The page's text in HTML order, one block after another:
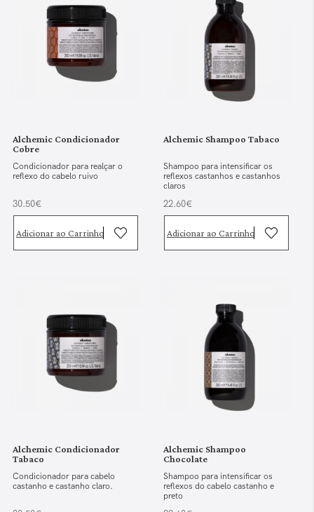
Alchemic Condicionador
Cobre
Condicionador para realçar o
reflexo do cabelo ruivo
30.50€
Adicionar ao Carrinho
Alchemic Shampoo Tabaco
Shampoo para intensificar os
reflexos castanhos e castanhos
claros
22.60€
Adicionar ao Carrinho
Alchemic Condicionador
Tabaco
Condicionador para cabelo
castanho e castanho claro.
Alchemic Shampoo
Chocolate
Shampoo para intensificar os
reflexos do cabelo castanho e
preto